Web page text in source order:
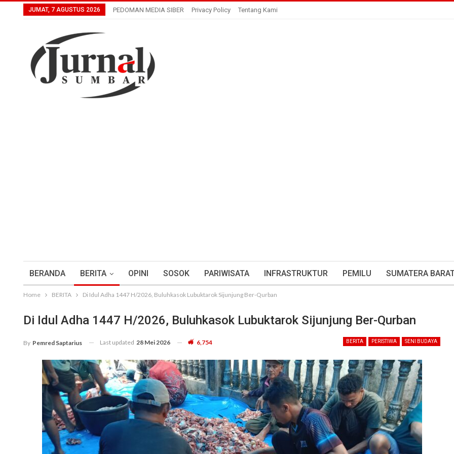
JUMAT, 7 AGUSTUS 2026 PEDOMAN MEDIA SIBER Privacy Policy Tentang Kami
BERANDA BERITA OPINI SOSOK PARIWISATA INFRASTRUKTUR PEMILU SUMATERA
Home BERITA Di Idul Adha 1447 H/2026, Buluhkasok Lubuktarok Sijunjung Ber-Qurban
Di Idul Adha 1447 H/2026, Buluhkasok Lubuktarok Sijunjung Ber-Qurban
BERITA PERISTIWA SENI BUDAYA
By Pemred Saptarius Last updated 28 Mei 2026 6,754